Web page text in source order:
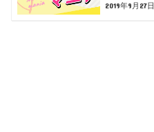
2019年9月27日